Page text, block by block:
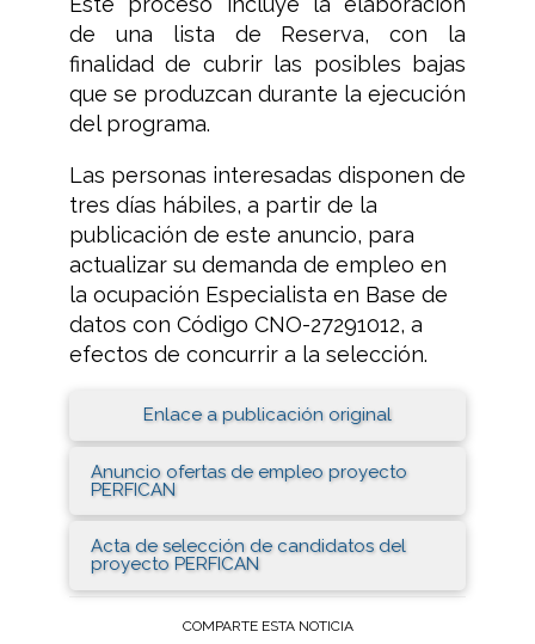
de una lista de Reserva, con la
finalidad de cubrir las posibles bajas
que se produzcan durante la ejecución
del programa.
Las personas interesadas disponen de
tres días hábiles, a partir de la
publicación de este anuncio, para
actualizar su demanda de empleo en
la ocupación Especialista en Base de
datos con Código CNO-27291012, a
efectos de concurrir a la selección.
Enlace a publicación original
Anuncio ofertas de empleo proyecto
PERFICAN
Acta de selección de candidatos del
proyecto PERFICAN
COMPARTE ESTA NOTICIA